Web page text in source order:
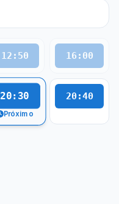
12:50 16:00
20:30
Próximo
20:40